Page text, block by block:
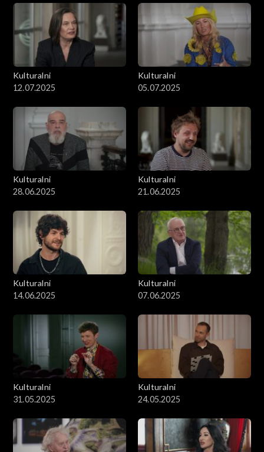
Kulturalni
12.07.2025
Kulturalni
05.07.2025
Kulturalni
28.06.2025
Kulturalni
21.06.2025
Kulturalni
14.06.2025
Kulturalni
07.06.2025
Kulturalni
31.05.2025
Kulturalni
24.05.2025